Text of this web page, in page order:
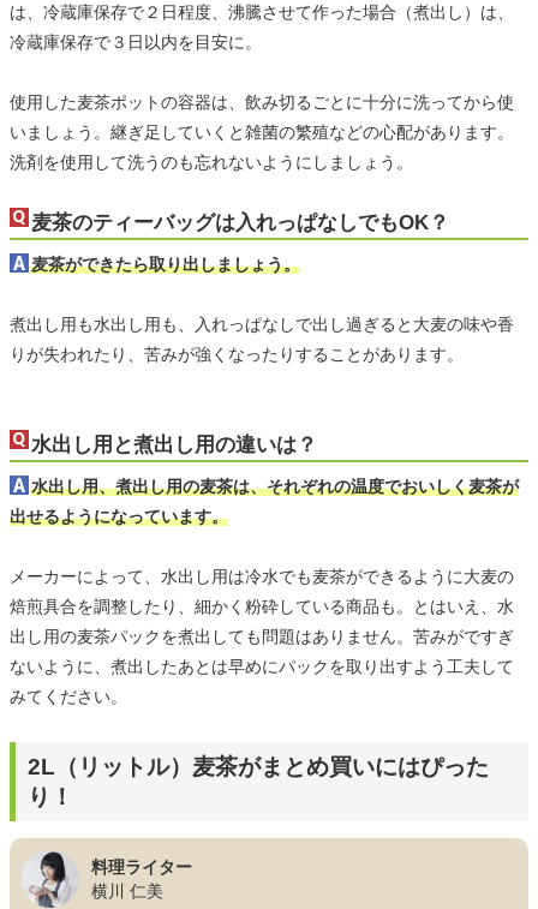
は、冷蔵庫保存で２日程度、沸騰させて作った場合（煮出し）は、
冷蔵庫保存で３日以内を目安に。
使用した麦茶ポットの容器は、飲み切るごとに十分に洗ってから使
いましょう。継ぎ足していくと雑菌の繁殖などの心配があります。
洗剤を使用して洗うのも忘れないようにしましょう。
麦茶のティーバッグは入れっぱなしでもOK？
麦茶ができたら取り出しましょう。
煮出し用も水出し用も、入れっぱなしで出し過ぎると大麦の味や香
りが失われたり、苦みが強くなったりすることがあります。
水出し用と煮出し用の違いは？
水出し用、煮出し用の麦茶は、それぞれの温度でおいしく麦茶が
出せるようになっています。
メーカーによって、水出し用は冷水でも麦茶ができるように大麦の
焙煎具合を調整したり、細かく粉砕している商品も。とはいえ、水
出し用の麦茶パックを煮出しても問題はありません。苦みがですぎ
ないように、煮出したあとは早めにパックを取り出すよう工夫して
みてください。
2L（リットル）麦茶がまとめ買いにはぴった
り！
料理ライター
横川 仁美